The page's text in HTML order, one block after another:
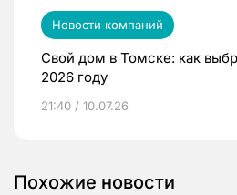
Новости компаний
Свой дом в Томске: как
2026 году
21:40 / 10.07.26
Похожие новости